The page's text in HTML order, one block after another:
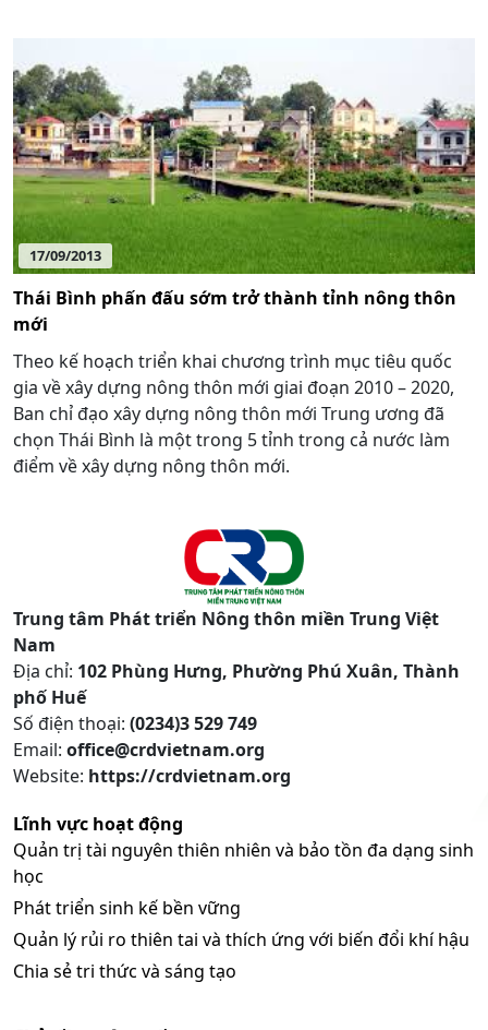
17/09/2013
Thái Bình phấn đấu sớm trở thành tỉnh nông thôn
mới
Theo kế hoạch triển khai chương trình mục tiêu quốc
gia về xây dựng nông thôn mới giai đoạn 2010 – 2020,
Ban chỉ đạo xây dựng nông thôn mới Trung ương đã
chọn Thái Bình là một trong 5 tỉnh trong cả nước làm
điểm về xây dựng nông thôn mới.
Trung tâm Phát triển Nông thôn miền Trung Việt
Nam
Địa chỉ: 102 Phùng Hưng, Phường Phú Xuân, Thành
phố Huế
Số điện thoại: (0234)3 529 749
Email: office@crdvietnam.org
Website: https://crdvietnam.org
Lĩnh vực hoạt động
Quản trị tài nguyên thiên nhiên và bảo tồn đa dạng sinh
học
Phát triển sinh kế bền vững
Quản lý rủi ro thiên tai và thích ứng với biến đổi khí hậu
Chia sẻ tri thức và sáng tạo